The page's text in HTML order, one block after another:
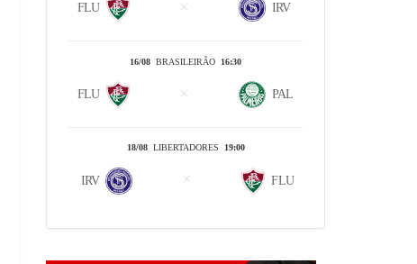
FLU IRV
16/08 BRASILEIRÃO 16:30
FLU PAL
18/08LIBERTADORES 19:00
IRV FLU